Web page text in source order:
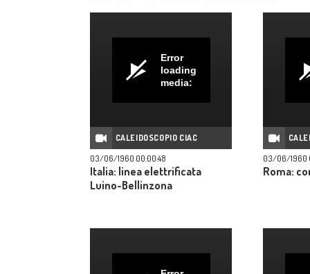
Error
loading
media:
CALEIDOSCOPIO CIAC
03/06/1960 00:00:48
Italia: linea elettrificata
Luino-Bellinzona
03/06/1960
Roma: